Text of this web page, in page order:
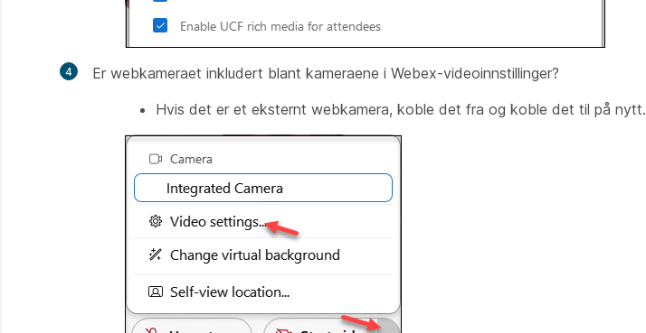
Er webkameraet inkludert blant kameraene i Webex-videoinnstillinger?
Hvis det er et eksternt webkamera, koble det fra og koble det til på nytt.